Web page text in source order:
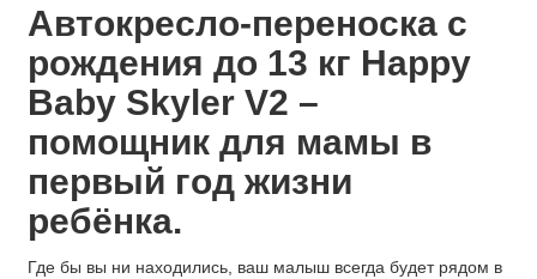
Автокресло-переноска с
рождения до 13 кг Happy
Baby Skyler V2 –
помощник для мамы в
первый год жизни
ребёнка.
Где бы вы ни находились, ваш малыш всегда будет рядом в